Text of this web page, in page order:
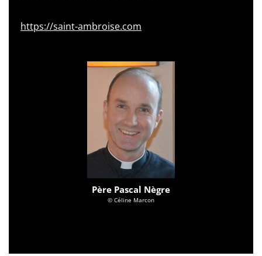
https://saint-ambroise.com
Père Pascal Nègre
© Céline Marcon